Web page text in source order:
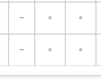
─ ○ ○
─ ○ ○